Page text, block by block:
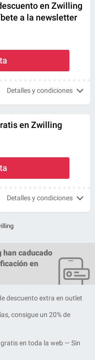
en Zwilling
a la newsletter
Detalles y condiciones
en Zwilling
Detalles y condiciones
han caducado
en
descuento extra en outlet
consigue un 20% de
en toda la web — Sin